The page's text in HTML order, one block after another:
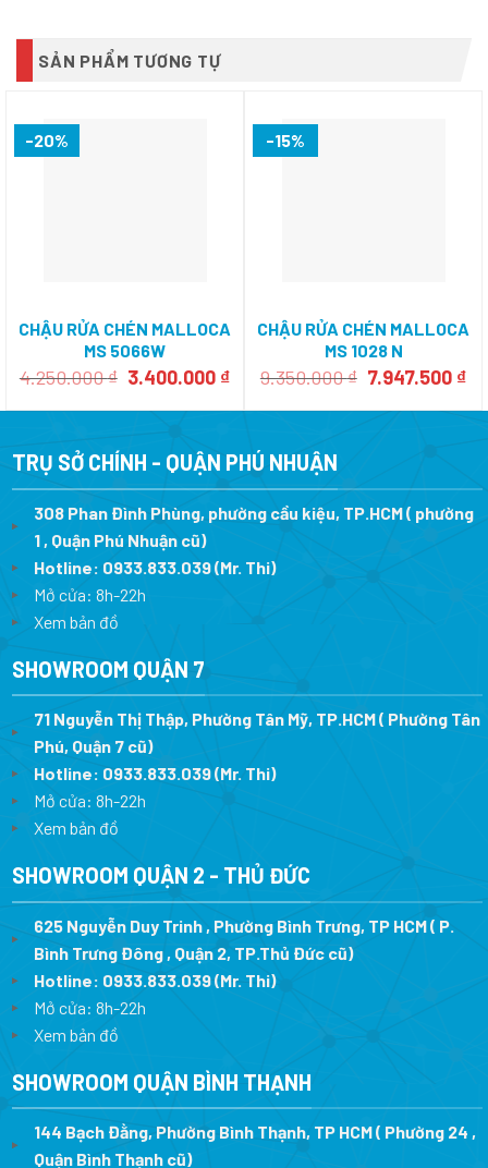
SẢN PHẨM TƯƠNG TỰ
-20%
CHẬU RỬA CHÉN MALLOCA
MS 5066W
4.250.000₫ Giá
là:
3.400.000 ₫Giá
tại
3.400.000 ₫.
-15%
CHẬU RỬA CHÉN MALLOCA
MS 1028 N
9.350.000₫ Giá
là:
7.947.500 ₫
tại
TRỤ SỞ CHÍNH - QUẬN PHÚ NHUẬN
308 Phan Đình Phùng, phường cầu kiệu, TP.HCM ( phường
1 , Quận Phú Nhuận cũ)
Hotline: 0933.833.039(Mr. Thi)
Mở cửa: 8h-22h
Xem bản đồ
SHOWROOM QUẬN 7
71 Nguyễn Thị Thập, Phường Tân Mỹ, TP.HCM ( Phường Tân
Phú, Quận 7 cũ)
Hotline: 0933.833.039(Mr. Thi)
Mở cửa: 8h-22h
Xem bản đồ
SHOWROOM QUẬN 2 - THỦ ĐỨC
625 Nguyễn Duy Trinh , Phường Bình Trưng, TP HCM ( P.
Bình Trưng Đông , Quận 2, TP.Thủ Đức cũ)
Hotline: 0933.833.039(Mr. Thi)
Mở cửa: 8h-22h
Xem bản đồ
SHOWROOM QUẬN BÌNH THẠNH
144 Bạch Đằng, Phường Bình Thạnh, TP HCM ( Phường 24 ,
Quận Bình Thạnh cũ)